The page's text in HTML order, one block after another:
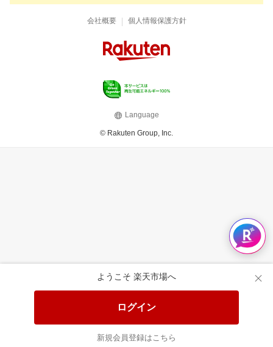
ようこそ 楽天市場へ
ログイン
新規会員登録はこちら
会社概要 | 個人情報保護方針
Language
© Rakuten Group, Inc.